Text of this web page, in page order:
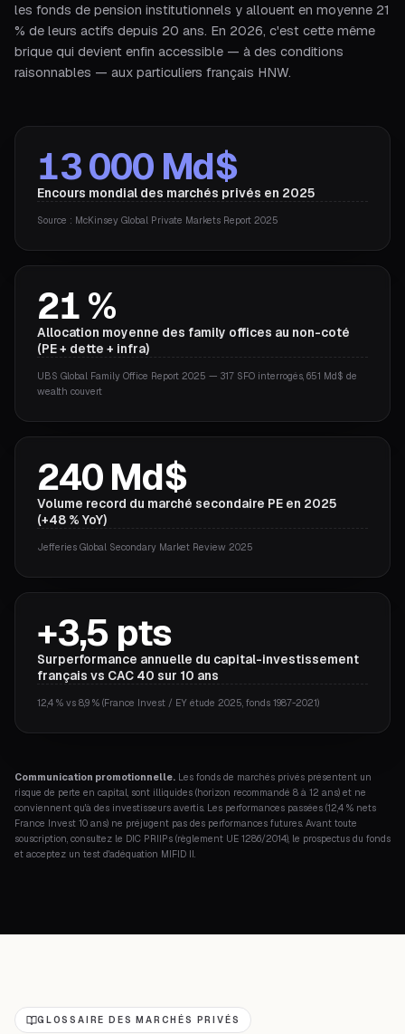
les fonds de pension institutionnels y allouent en moyenne 21
% de leurs actifs depuis 20 ans. En 2026, c'est cette même
brique qui devient enfin accessible — à des conditions
raisonnables — aux particuliers français HNW.
13 000 Md$
Encours mondial des marchés privés en 2025
Source : McKinsey Global Private Markets Report 2025
21 %
Allocation moyenne des family offices au non-coté
(PE + dette + infra)
UBS Global Family Office Report 2025 — 317 SFO interrogés, 651 Md$ de
wealth couvert
240 Md$
Volume record du marché secondaire PE en 2025
(+48 % YoY)
Jefferies Global Secondary Market Review 2025
+3,5 pts
Surperformance annuelle du capital-investissement
français vs CAC 40 sur 10 ans
12,4 % vs 8,9 % (France Invest / EY étude 2025, fonds 1987-2021)
Communication promotionnelle. Les fonds de marchés privés présentent un
risque de perte en capital, sont illiquides (horizon recommandé 8 à 12 ans) et ne
conviennent qu'à des investisseurs avertis. Les performances passées (12,4 % nets
France Invest 10 ans) ne préjugent pas des performances futures. Avant toute
souscription, consultez le DIC PRIIPs (règlement UE 1286/2014), le prospectus du fonds
et acceptez un test d'adéquation MIFID II.
GLOSSAIRE DES MARCHÉS PRIVÉS